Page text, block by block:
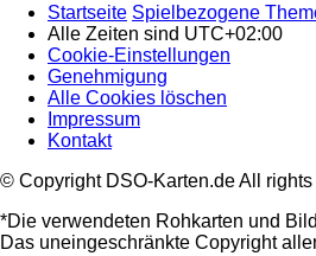
Startseite Spielbezogene
Alle Zeiten sind UTC+02:00
Cookie-Einstellungen
Genehmigung
Alle Cookies löschen
Impressum
Kontakt
© Copyright DSO-Karten.de All rights
*Die verwendeten Rohkarten und
Das uneingeschränkte Copyright